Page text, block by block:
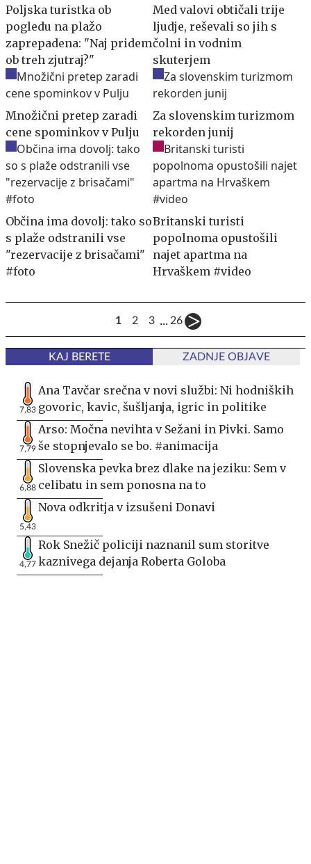
Poljska turistka ob
pogledu na plažo
zaprepadena: "Naj pridem
ob treh zjutraj?"
Med valovi obtičali trije
ljudje, reševali so jih s
čolni in vodnim
skuterjem
Množični pretep zaradi
cene spominkov v Pulju
Za slovenskim turizmom
rekorden junij
Občina ima dovolj: tako so
s plaže odstranili vse
"rezervacije z brisačami"
#foto
Britanski turisti
popolnoma opustošili
najet apartma na
Hrvaškem #video
1 2 3 ... 26
KAJ BERETE ZADNJE OBJAVE
7,83
Ana Tavčar srečna v novi službi: Ni hodniških
govoric, kavic, šušljanja, igric in politike
7,79
Arso: Močna nevihta v Sežani in Pivki. Samo
še stopnjevalo se bo. #animacija
6,88
Slovenska pevka brez dlake na jeziku: Sem v
celibatu in sem ponosna na to
5,43
Nova odkritja v izsušeni Donavi
4,77
Rok Snežič policiji naznanil sum storitve
kaznivega dejanja Roberta Goloba